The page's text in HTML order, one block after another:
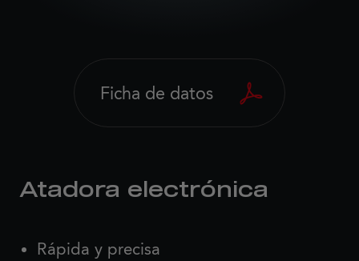
Atadora electrónica
Rápida y precisa
Ficha de datos